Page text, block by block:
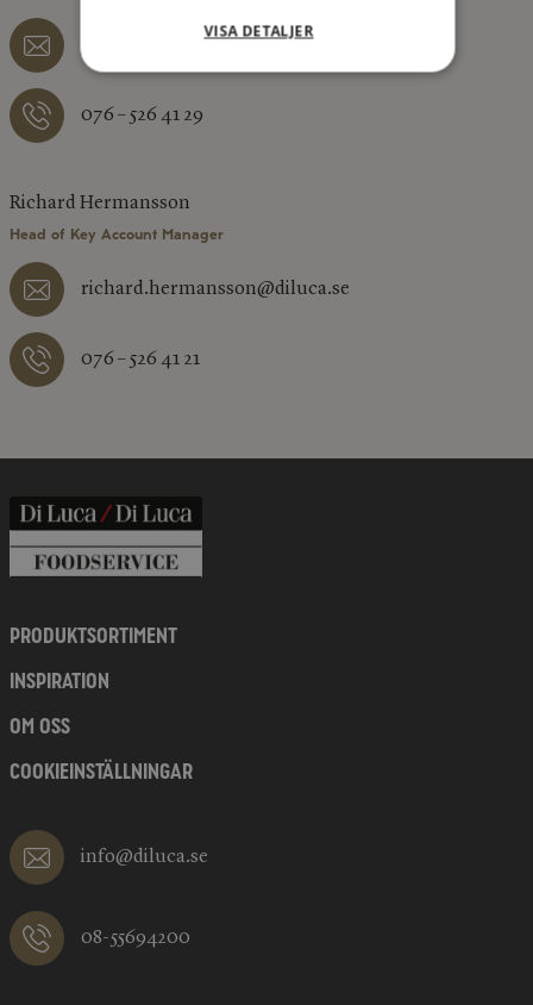
jane.sernemo@diluca.se
076 – 526 41 29
Richard Hermansson
Head of Key Account Manager
richard.hermansson@diluca.se
076 – 526 41 21
PRODUKTSORTIMENT
INSPIRATION
OM OSS
COOKIEINSTÄLLNINGAR
info@diluca.se
08-55694200
VISA DETALJER